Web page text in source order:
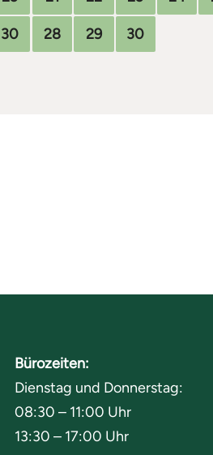
30 28 29 30
Bürozeiten:
Dienstag und Donnerstag:
08:30 – 11:00 Uhr
13:30 – 17:00 Uhr